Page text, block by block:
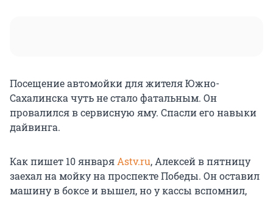
Посещение автомойки для жителя Южно-
Сахалинска чуть не стало фатальным. Он
провалился в сервисную яму. Спасли его навыки
дайвинга.
Как пишет 10 января Astv.ru, Алексей в пятницу
заехал на мойку на проспекте Победы. Он оставил
машину в боксе и вышел, но у кассы вспомнил,